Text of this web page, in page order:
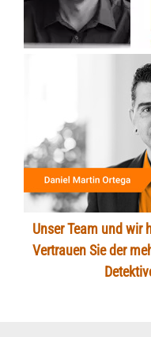
Unser Team und wir
Vertrauen Sie der